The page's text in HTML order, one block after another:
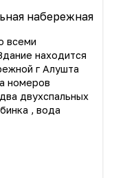
набережная
всеми
находится
г Алушта
номеров
двухспальных
, вода